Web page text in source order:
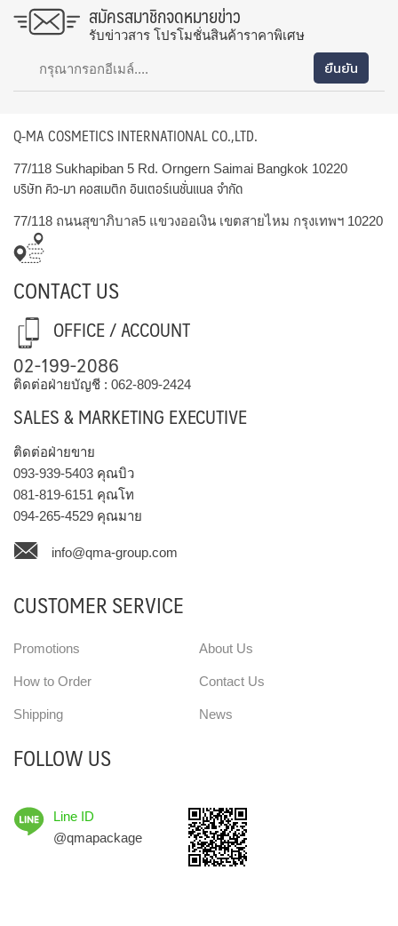
สมัครสมาชิกจดหมายข่าว
รับข่าวสาร โปรโมชั่นสินค้าราคาพิเศษ
Q-MA COSMETICS INTERNATIONAL CO.,LTD.
77/118 Sukhapiban 5 Rd. Orngern Saimai Bangkok 10220
บริษัท คิว-มา คอสเมติก อินเตอร์เนชั่นแนล จำกัด
77/118 ถนนสุขาภิบาล5 แขวงออเงิน เขตสายไหม กรุงเทพฯ 10220
CONTACT US
OFFICE / ACCOUNT
02-199-2086
ติดต่อฝ่ายบัญชี : 062-809-2424
SALES & MARKETING EXECUTIVE
ติดต่อฝ่ายขาย
093-939-5403 คุณบิว
081-819-6151 คุณโท
094-265-4529 คุณมาย
info@qma-group.com
CUSTOMER SERVICE
Promotions
How to Order
Shipping
About Us
Contact Us
News
FOLLOW US
Line ID
@qmapackage